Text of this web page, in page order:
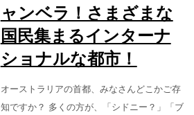
ャンベラ！さまざまな
国民集まるインターナ
ショナルな都市！
オーストラリアの首都、みなさんどこかご存
知ですか？ 多くの方が、「シドニー？」「ブ